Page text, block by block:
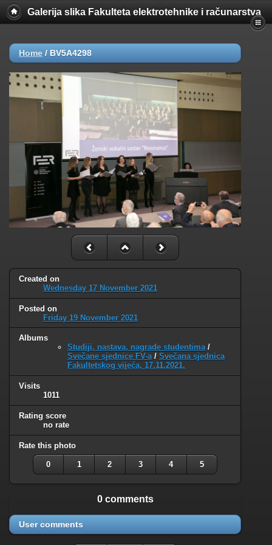
Galerija slika Fakulteta elektrotehnike i računarstva
Home / BV5A4298
Created on
Wednesday 17 November 2021
Posted on
Friday 19 November 2021
Albums
Studiji, nastava, nagrade studentima/
Svečane sjednice FV-a/ Svečana sjednica
Fakultetskog vijeća, 17.11.2021.
Visits
1011
Rating score
no rate
Rate this photo
0 1 2 3 4 5
0 comments
User comments